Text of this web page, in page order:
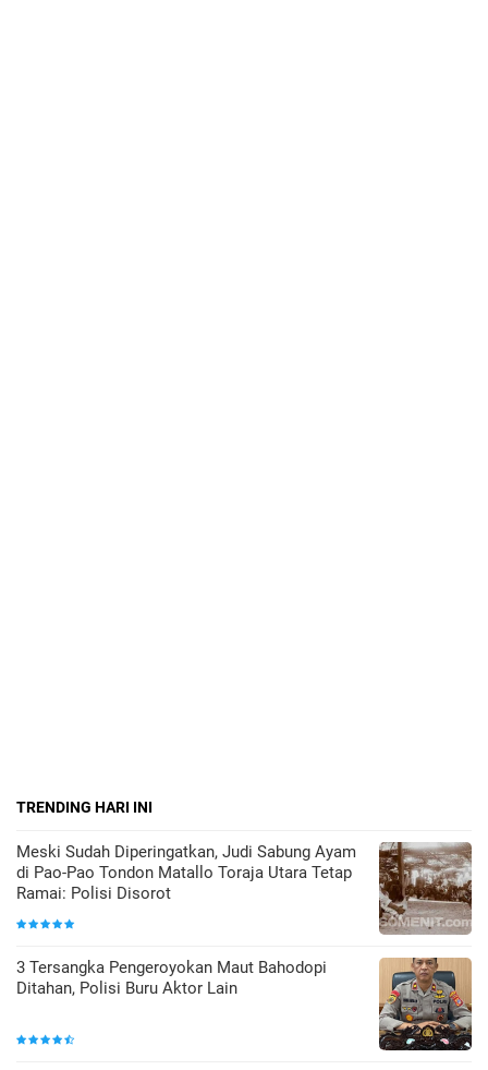
TRENDING HARI INI
Meski Sudah Diperingatkan, Judi Sabung Ayam
di Pao-Pao Tondon Matallo Toraja Utara Tetap
Ramai: Polisi Disorot
3 Tersangka Pengeroyokan Maut Bahodopi
Ditahan, Polisi Buru Aktor Lain